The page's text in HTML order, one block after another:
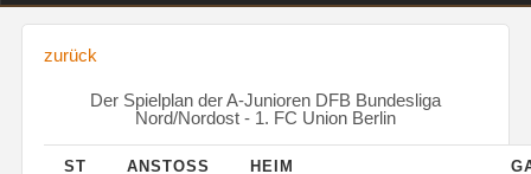
zurück
Der Spielplan der A-Junioren DFB Bundesliga
Nord/Nordost - 1. FC Union Berlin
ST ANSTOSS HEIM